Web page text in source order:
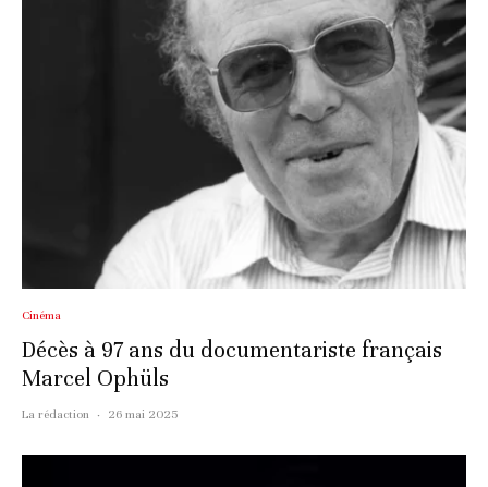
Cinéma
Décès à 97 ans du documentariste français
Marcel Ophüls
La rédaction · 26 mai 2025